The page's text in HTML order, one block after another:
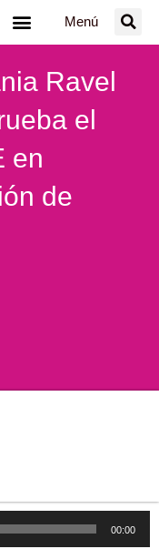
Menú
Ravel
el
en
de
00:00